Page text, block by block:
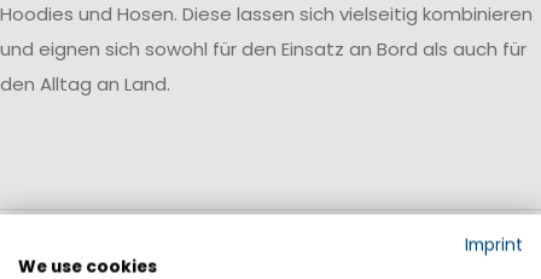
Hoodies und Hosen. Diese lassen sich vielseitig kombinieren
und eignen sich sowohl für den Einsatz an Bord als auch für
den Alltag an Land.
Imprint
We use cookies